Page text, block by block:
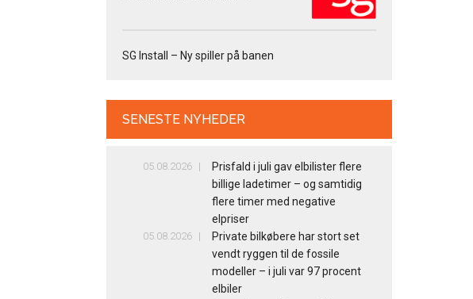
SG Install – Ny spiller på banen
SENESTE NYHEDER
05.08.2026
Prisfald i juli gav elbilister flere
billige ladetimer – og samtidig
flere timer med negative
elpriser
05.08.2026
Private bilkøbere har stort set
vendt ryggen til de fossile
modeller – i juli var 97 procent
elbiler